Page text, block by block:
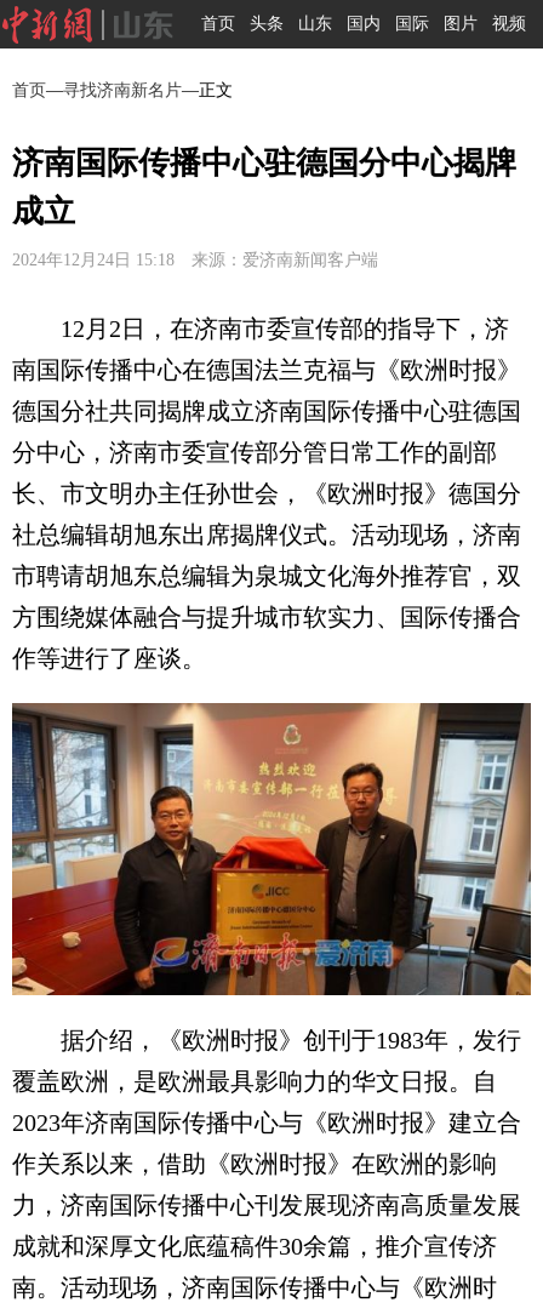
首页 头条 山东 国内 国际 图片 视频
首页—寻找济南新名片—正文
济南国际传播中心驻德国分中心揭牌
成立
2024年12月24日 15:18 来源：爱济南新闻客户端
12月2日，在济南市委宣传部的指导下，济
南国际传播中心在德国法兰克福与《欧洲时报》
德国分社共同揭牌成立济南国际传播中心驻德国
分中心，济南市委宣传部分管日常工作的副部
长、市文明办主任孙世会，《欧洲时报》德国分
社总编辑胡旭东出席揭牌仪式。活动现场，济南
市聘请胡旭东总编辑为泉城文化海外推荐官，双
方围绕媒体融合与提升城市软实力、国际传播合
作等进行了座谈。
据介绍，《欧洲时报》创刊于1983年，发行
覆盖欧洲，是欧洲最具影响力的华文日报。自
2023年济南国际传播中心与《欧洲时报》建立合
作关系以来，借助《欧洲时报》在欧洲的影响
力，济南国际传播中心刊发展现济南高质量发展
成就和深厚文化底蕴稿件30余篇，推介宣传济
南。活动现场，济南国际传播中心与《欧洲时